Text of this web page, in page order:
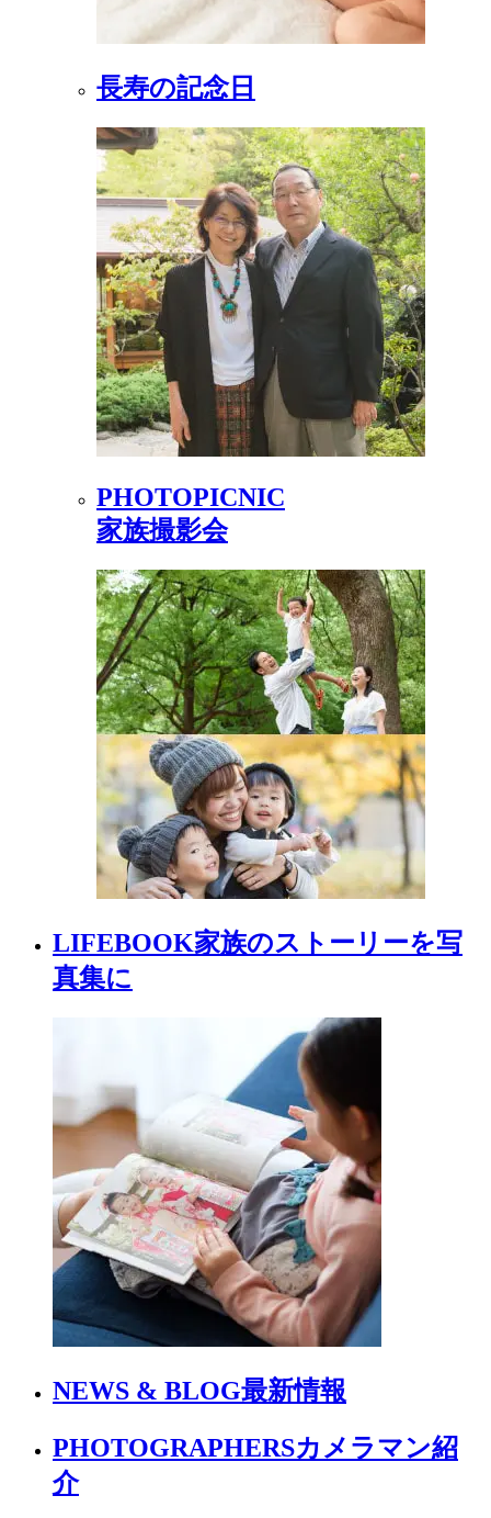
長寿の記念日
PHOTOPICNIC
家族撮影会
LIFEBOOK家族のストーリーを写
真集に
NEWS & BLOG最新情報
PHOTOGRAPHERSカメラマン紹
介